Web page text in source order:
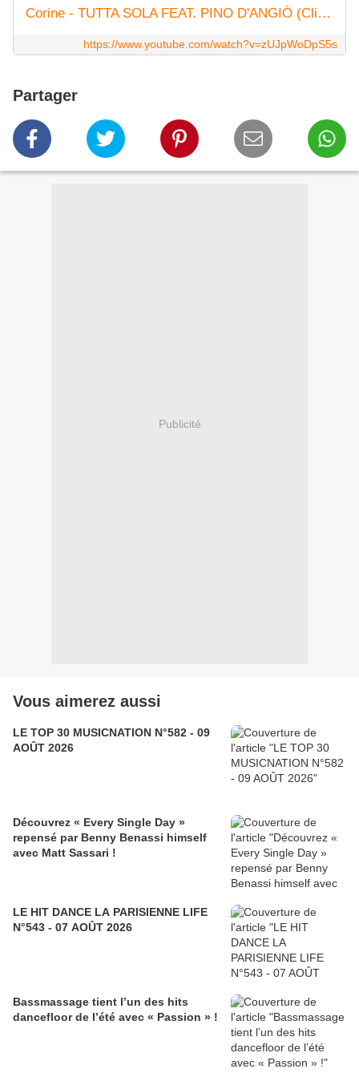
Corine - TUTTA SOLA FEAT. PINO D'ANGIÒ (Clip Officiel)
https://www.youtube.com/watch?v=zUJpWoDpS5s
Partager
Publicité
Vous aimerez aussi
LE TOP 30 MUSICNATION N°582 - 09
AOÛT 2026
Découvrez « Every Single Day »
repensé par Benny Benassi himself
avec Matt Sassari !
LE HIT DANCE LA PARISIENNE LIFE
N°543 - 07 AOÛT 2026
Bassmassage tient l’un des hits
dancefloor de l’été avec « Passion » !